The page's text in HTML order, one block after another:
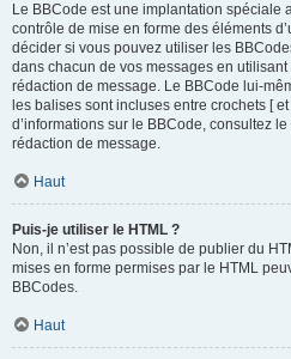
Le BBCode est une implantation spéciale
contrôle de mise en forme des éléments
décider si vous pouvez utiliser les
dans chacun de vos messages en
rédaction de message. Le BBCode lui-
les balises sont incluses entre crochets [
d’informations sur le BBCode, consultez
rédaction de message.
Haut
Puis-je utiliser le HTML ?
Non, il n’est pas possible de publier du
mises en forme permises par le HTML
BBCodes.
Haut